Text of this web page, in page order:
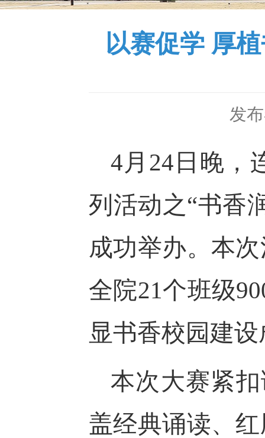
以赛促学 厚
发
4月24日晚，
列活动之“书香
成功举办。本
全院21个班级
显书香校园建
本次大赛紧
盖经典诵读、